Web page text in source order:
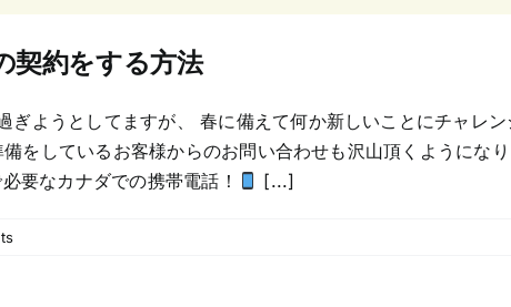
契約をする方法
ようとしてますが、 春に備えて何か新しいことにチャレ
をしているお客様からのお問い合わせも沢山頂くようにな
要なカナダでの携帯電話！ [...]